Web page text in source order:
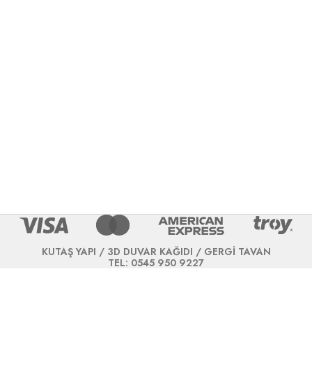
KUTAŞ YAPI / 3D DUVAR KAĞIDI / GERGİ TAVAN
TEL: 0545 950 9227